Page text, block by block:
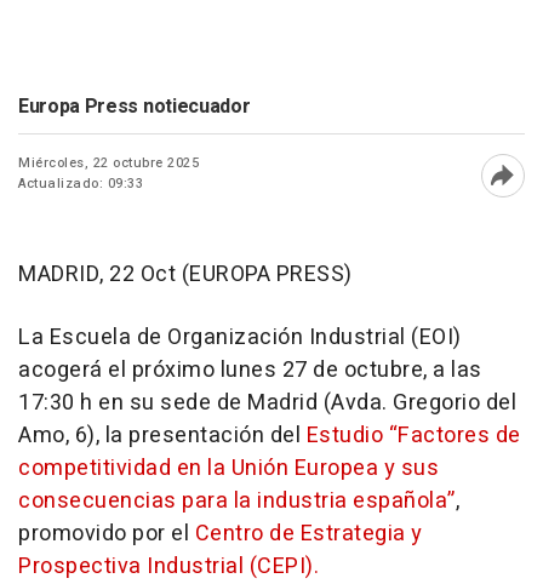
Europa Press notiecuador
Miércoles, 22 octubre 2025
Actualizado: 09:33
MADRID, 22 Oct (EUROPA PRESS)
La Escuela de Organización Industrial (EOI)
acogerá el próximo lunes 27 de octubre, a las
17:30 h en su sede de Madrid (Avda. Gregorio del
Amo, 6), la presentación del Estudio “Factores de
competitividad en la Unión Europea y sus
consecuencias para la industria española”,
promovido por el Centro de Estrategia y
Prospectiva Industrial (CEPI).